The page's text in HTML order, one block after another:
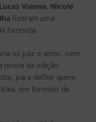
Lucas Vianna, Nicole
fizeram uma
Fazenda.
só paz e amor, sem
prova da edição
para definir quem
em formato de